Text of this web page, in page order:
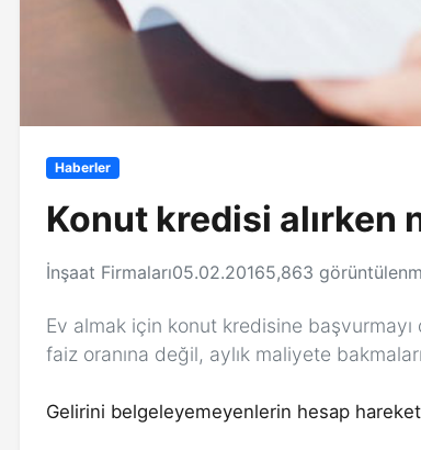
Haberler
Konut kredisi alırken
İnşaat Firmaları05.02.20165,863
Ev almak için konut kredisine
faiz oranına değil, aylık maliyete
Gelirini belgeleyemeyenlerin hesap